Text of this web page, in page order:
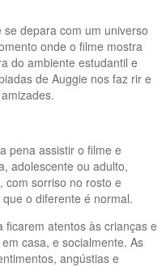
depara com um universo
onde o filme mostra
do ambiente estudantil e
de Auggie nos faz rir e
pena assistir o filme e
adolescente ou adulto,
com sorriso no rosto e
o diferente é normal.
ficarem atentos às crianças e
casa, e socialmente. As
angústias e